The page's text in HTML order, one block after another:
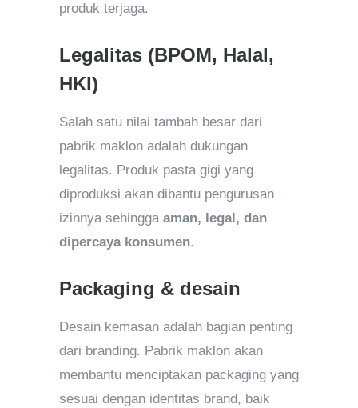
produk terjaga.
Legalitas (BPOM, Halal,
HKI)
Salah satu nilai tambah besar dari
pabrik maklon adalah dukungan
legalitas. Produk pasta gigi yang
diproduksi akan dibantu pengurusan
izinnya sehingga aman, legal, dan
dipercaya konsumen.
Packaging & desain
Desain kemasan adalah bagian penting
dari branding. Pabrik maklon akan
membantu menciptakan packaging yang
sesuai dengan identitas brand, baik